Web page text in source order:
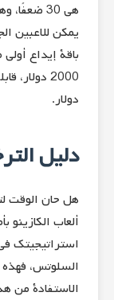
دولار.
دليل
هل حان الوقت
ألعاب
استراتيجيتك
السلوتس، فهذه
الاستفادة من